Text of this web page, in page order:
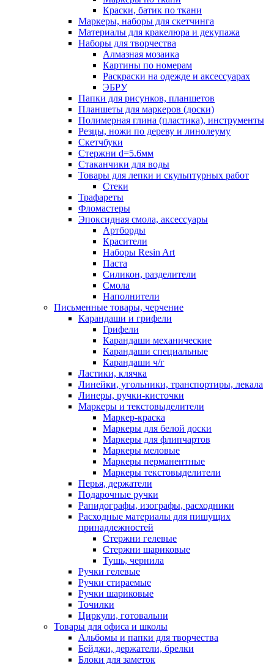
Краски, батик по ткани
Маркеры, наборы для скетчинга
Материалы для кракелюра и декупажа
Наборы для творчества
Алмазная мозаика
Картины по номерам
Раскраски на одежде и аксессуарах
ЭБРУ
Папки для рисунков, планшетов
Планшеты для маркеров (доски)
Полимерная глина (пластика), инструменты
Резцы, ножи по дереву и линолеуму
Скетчбуки
Стержни d=5.6мм
Стаканчики для воды
Товары для лепки и скульптурных работ
Стеки
Трафареты
Фломастеры
Эпоксидная смола, аксессуары
Артборды
Красители
Наборы Resin Art
Паста
Силикон, разделители
Смола
Наполнители
Письменные товары, черчение
Карандаши и грифели
Грифели
Карандаши механические
Карандаши специальные
Карандаши ч/г
Ластики, клячка
Линейки, угольники, транспортиры, лекала
Линеры, ручки-кисточки
Маркеры и текстовыделители
Маркер-краска
Маркеры для белой доски
Маркеры для флипчартов
Маркеры меловые
Маркеры перманентные
Маркеры текстовыделители
Перья, держатели
Подарочные ручки
Рапидографы, изографы, расходники
Расходные материалы для пишущих
принадлежностей
Стержни гелевые
Стержни шариковые
Тушь, чернила
Ручки гелевые
Ручки стираемые
Ручки шариковые
Точилки
Циркули, готовальни
Товары для офиса и школы
Альбомы и папки для творчества
Бейджи, держатели, брелки
Блоки для заметок